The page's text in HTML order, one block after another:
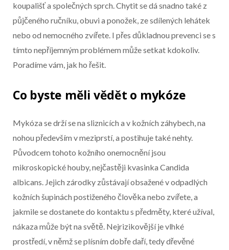
koupališť a společných sprch. Chytit se dá snadno také z
půjčeného ručníku, obuvi a ponožek, ze sdílených lehátek
nebo od nemocného zvířete. I přes důkladnou prevenci se s
tímto nepříjemným problémem může setkat kdokoliv.
Poradíme vám, jak ho řešit.
Začátek reklamy
Co byste měli vědět o mykóze
Mykóza se drží se na sliznicích a v kožních záhybech, na
nohou především v meziprstí, a postihuje také nehty.
Původcem tohoto kožního onemocnění jsou
mikroskopické houby, nejčastěji kvasinka Candida
albicans. Jejich zárodky zůstávají obsažené v odpadlých
kožních šupinách postiženého člověka nebo zvířete, a
jakmile se dostanete do kontaktu s předměty, které užíval,
nákaza může být na světě. Nejrizikovější je vlhké
prostředí, v němž se plísním dobře daří, tedy dřevěné